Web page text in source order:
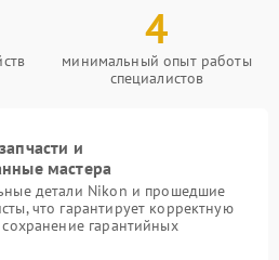
4
минимальный опыт работы
специалистов
и
мастера
детали Nikon и прошедшие
что гарантирует корректную
гарантийных